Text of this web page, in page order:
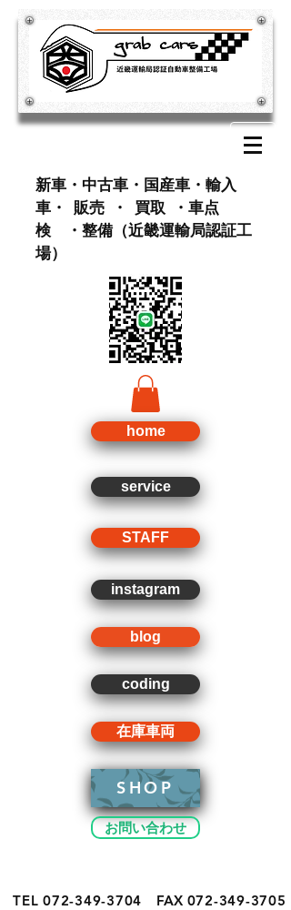
​新車・中古車・国産車・輸入
車・ 販売 ・ 買取 ・車点
検 ・整備（近畿運輸局認証工
場）
home
service
STAFF
instagram
blog
coding
在庫車両
SHOP
お問い合わせ
TEL 072-349-3704 FAX 072-349-3705